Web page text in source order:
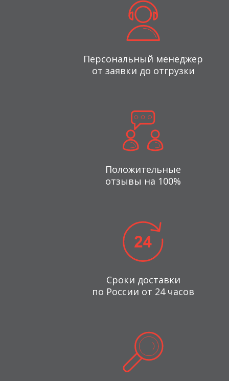
Персональный менеджер
от заявки до отгрузки
Положительные
отзывы на 100%
Сроки доставки
по России от 24 часов